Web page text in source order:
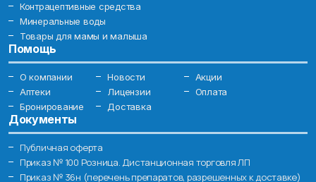
Контрацептивные средства
Минеральные воды
Товары для мамы и малыша
Помощь
О компании Новости
Акции
Аптеки
Лицензии
Оплата
Бронирование
Доставка
Документы
Публичная оферта
Приказ № 100 Розница. Дистанционная торговля ЛП
Приказ № 36н (перечень препаратов, разрешенных к доставке)